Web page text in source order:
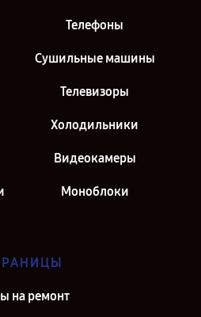
Телефоны
Сушильные машины
Телевизоры
Холодильники
Видеокамеры
Моноблоки
на ремонт